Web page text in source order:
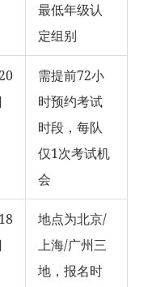
最低年级认
定组别
需提前72小
时预约考试
时段，每队
仅1次考试机
会
地点为北京/
上海/广州三
地，报名时